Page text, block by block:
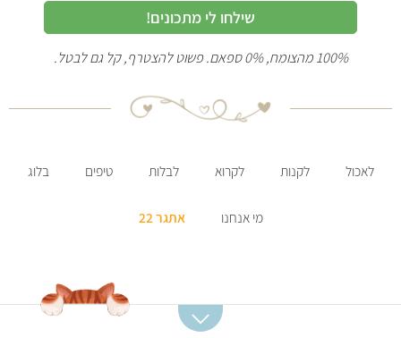
שילחו לי מתכונים!
100% מהצומח, 0% ספאם. פשוט להצטרף, קל גם לבטל.
לאכול לקנות לקרוא לבלות טיפים בלוג
מי אנחנו אתגר 22